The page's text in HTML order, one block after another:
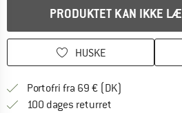
PRODUKTET KAN IKKE
HUSKE
Portofri fra 69 € (DK)
100 dages returret